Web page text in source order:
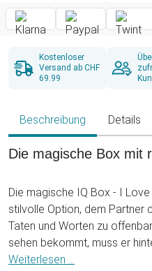
Kostenloser
Versand ab CHF
69.99
Beschreibung Details
Die magische Box mit
Die magische IQ Box - I
stilvolle Option, dem Partner
Taten und Worten zu
sehen bekommt, muss er
kommen. Was sich in der
Weiterlesen ...